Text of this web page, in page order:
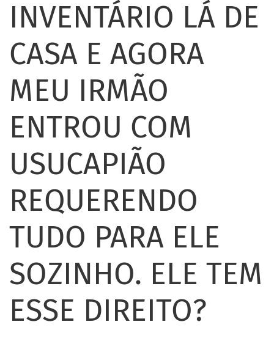
INVENTÁRIO LÁ DE
CASA E AGORA
MEU IRMÃO
ENTROU COM
USUCAPIÃO
REQUERENDO
TUDO PARA ELE
SOZINHO. ELE TEM
ESSE DIREITO?